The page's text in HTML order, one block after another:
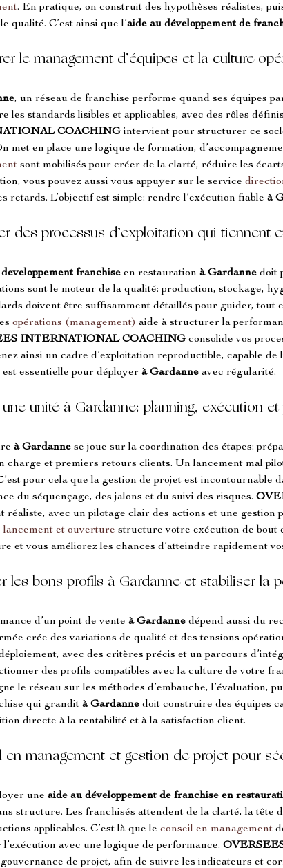
. En pratique, on construit des hypothèses réalistes,
qualité. C’est ainsi que l’aide au développement de
le management d’équipes et la culture
, un réseau de franchise performe quand ses équipes
les standards lisibles et applicables, avec des rôles
COACHING intervient pour structurer ce
met en place une logique de formation,
sont mobilisés pour créer de la clarté, réduire les
vous pouvez aussi vous appuyer sur le service
retards. L’objectif est simple: rendre l’exécution fiable à
des processus d’exploitation qui tiennent
franchise en restauration à Gardanne doit
sont le moteur de la qualité: production, stockage,
doivent être suffisamment détaillés pour guider, tout
opérations (management) aide à structurer la
INTERNATIONAL COACHING consolide vos
ainsi un cadre d’exploitation reproductible, capable
essentielle pour déployer à Gardanne avec régularité.
unité à Gardanne: planning, exécution et
à Gardanne se joue sur la coordination des étapes:
charge et premiers retours clients. Un lancement mal
pour cela que la gestion de projet est incontournable
du séquençage, des jalons et du suivi des risques.
réaliste, avec un pilotage clair des actions et une
lancement et ouverture structure votre exécution de bout
et vous améliorez les chances d’atteindre rapidement
les bons profils à Gardanne et stabiliser la
d’un point de vente à Gardanne dépend aussi du
crée des variations de qualité et des tensions
avec des critères précis et un parcours
des profils compatibles avec la culture de votre
le réseau sur les méthodes d’embauche, l’évaluation,
qui grandit à Gardanne doit construire des équipes
directe à la rentabilité et à la satisfaction client.
en management et gestion de projet pour
une aide au développement de franchise en
structure. Les franchisés attendent de la clarté, la tête
applicables. C’est là que le conseil en management
avec une logique de performance.
de projet, afin de suivre les indicateurs et